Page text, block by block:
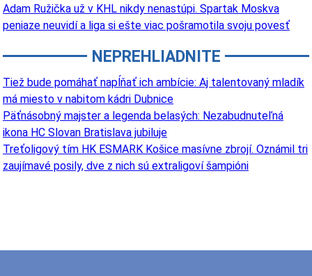
Adam Ružička už v KHL nikdy nenastúpi. Spartak Moskva
peniaze neuvidí a liga si ešte viac pošramotila svoju povesť
NEPREHLIADNITE
Tiež bude pomáhať napĺňať ich ambície: Aj talentovaný mladík
má miesto v nabitom kádri Dubnice
Päťnásobný majster a legenda belasých: Nezabudnuteľná
ikona HC Slovan Bratislava jubiluje
Treťoligový tím HK ESMARK Košice masívne zbrojí. Oznámil tri
zaujímavé posily, dve z nich sú extraligoví šampióni